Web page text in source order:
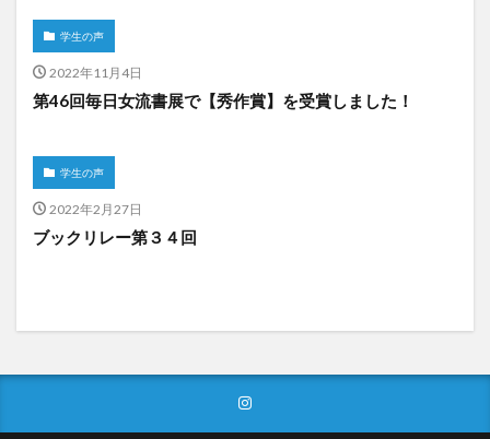
学生の声
2022年11月4日
第46回毎日女流書展で【秀作賞】を受賞しました！
学生の声
2022年2月27日
ブックリレー第３４回